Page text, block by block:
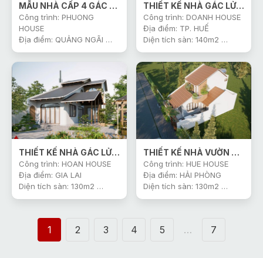
MẪU NHÀ CẤP 4 GÁC LỬNG CÓ BAN CÔNG
Công trình: PHUONG
HOUSE
Địa điểm: QUẢNG NGÃI
Diện tích sàn: 140m2
Thiết Kế: Công Ty Gonic
Khởi công: 2025
THIẾT KẾ NHÀ GÁC LỬNG KẾT HỢP KINH DOANH
Công trình: DOANH HOUSE
Địa điểm: TP. HUẾ
Diện tích sàn: 140m2
Thiết Kế: Công Ty Gonic
Khởi công: 2026
THIẾT KẾ NHÀ GÁC LỬNG CÓ SÂN VƯỜN
Công trình: HOAN HOUSE
Địa điểm: GIA LAI
Diện tích sàn: 130m2
Thiết Kế: Công Ty Gonic
THIẾT KẾ NHÀ VƯỜN GÁC LỬNG SIÊU ĐẸP
Công trình: HUE HOUSE
Địa điểm: HẢI PHÒNG
Diện tích sàn: 130m2
Thiết Kế: Công Ty Gonic
1 2 3 4 5 … 7